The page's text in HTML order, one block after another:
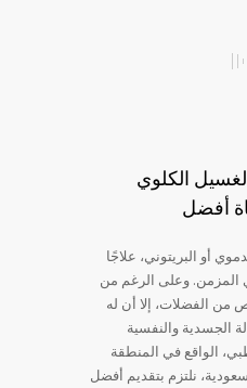
الكلوي
أفضل
أو البريتوني، علاجًا
المزمن. وعلى الرغم من
من الفضلات، إلا أن له
الجسدية والنفسية
الواقع في المنطقة
نلتزم بتقديم أفضل